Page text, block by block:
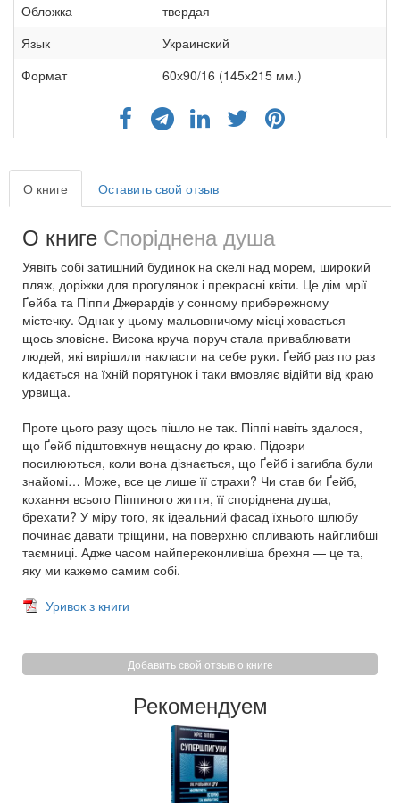
Обложка
твердая
Язык
Украинский
Формат
60х90/16 (145х215 мм.)
О книге Оставить свой отзыв
О книге Споріднена душа
Уявіть собі затишний будинок на скелі над морем, широкий
пляж, доріжки для прогулянок і прекрасні квіти. Це дім мрії
Ґейба та Піппи Джерардів у сонному прибережному
містечку. Однак у цьому мальовничому місці ховається
щось зловісне. Висока круча поруч стала приваблювати
людей, які вирішили накласти на себе руки. Ґейб раз по раз
кидається на їхній порятунок і таки вмовляє відійти від краю
урвища.
Проте цього разу щось пішло не так. Піппі навіть здалося,
що Ґейб підштовхнув нещасну до краю. Підозри
посилюються, коли вона дізнається, що Ґейб і загибла були
знайомі… Може, все це лише її страхи? Чи став би Ґейб,
кохання всього Піппиного життя, її споріднена душа,
брехати? У міру того, як ідеальний фасад їхнього шлюбу
починає давати тріщини, на поверхню спливають найглибші
таємниці. Адже часом найпереконливіша брехня — це та,
яку ми кажемо самим собі.
Уривок з книги
Добавить свой отзыв о книге
Рекомендуем